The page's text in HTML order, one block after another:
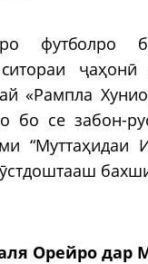
футболро
ҷаҳонӣ
«Рампла
бо се забон-
“Муттаҳидаи
Орейро дар